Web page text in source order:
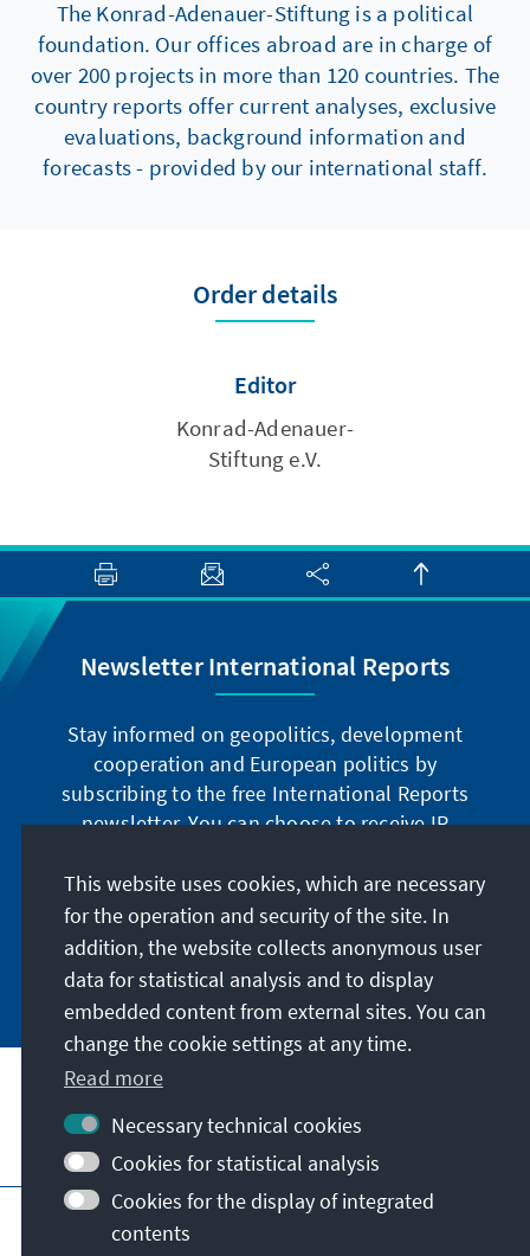
The Konrad-Adenauer-Stiftung is a political
foundation. Our offices abroad are in charge of
over 200 projects in more than 120 countries. The
country reports offer current analyses, exclusive
evaluations, background information and
forecasts - provided by our international staff.
Order details
Editor
Konrad-Adenauer-
Stiftung e.V.
Newsletter International Reports
Stay informed on geopolitics, development
cooperation and European politics by
subscribing to the free International Reports
newsletter. You can choose to receive IR
German or have the print version sent to you in
German or English.
Jetzt abonnieren
Visit also
Imprint Data protection
Terms of use
Declaration on accessibility
This website uses cookies, which are necessary
for the operation and security of the site. In
addition, the website collects anonymous user
data for statistical analysis and to display
embedded content from external sites. You can
change the cookie settings at any time.
Read more
Necessary technical cookies
Cookies for statistical analysis
Cookies for the display of integrated
contents